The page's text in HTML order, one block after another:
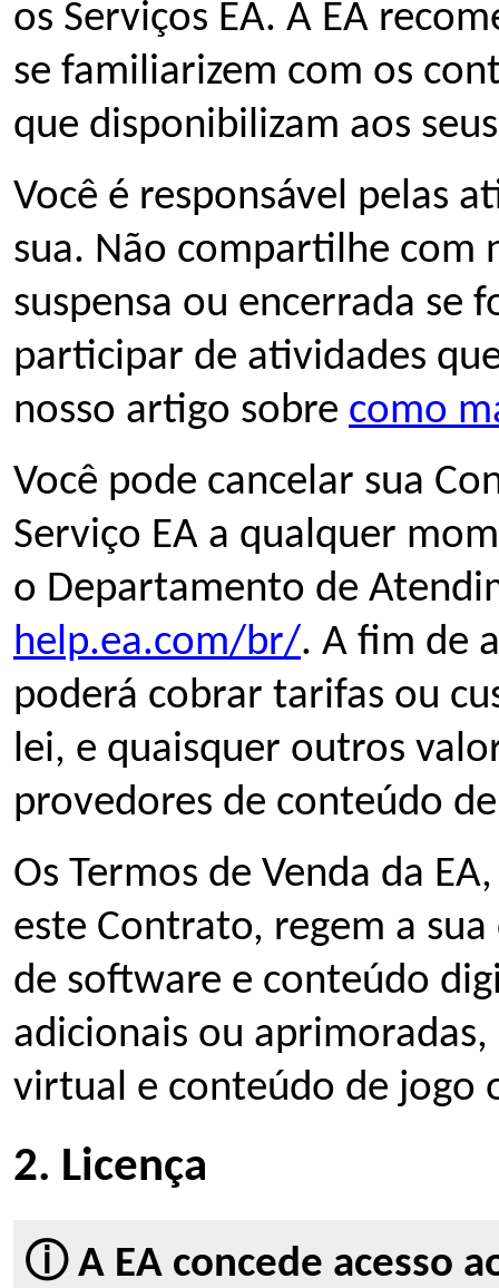
os Serviços EA. A EA
se familiarizem com os
que disponibilizam aos
Você é responsável pelas
sua. Não compartilhe com
suspensa ou encerrada se
participar de atividades
nosso artigo sobre como
Você pode cancelar sua
Serviço EA a qualquer
o Departamento de
help.ea.com/br/. A fim de
poderá cobrar tarifas ou
lei, e quaisquer outros
provedores de conteúdo
Os Termos de Venda da
este Contrato, regem a
de software e conteúdo
adicionais ou
virtual e conteúdo de jogo
2. Licença
ⓘ A EA concede acesso